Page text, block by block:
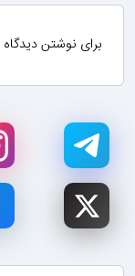
برای نوشتن دیدگاه